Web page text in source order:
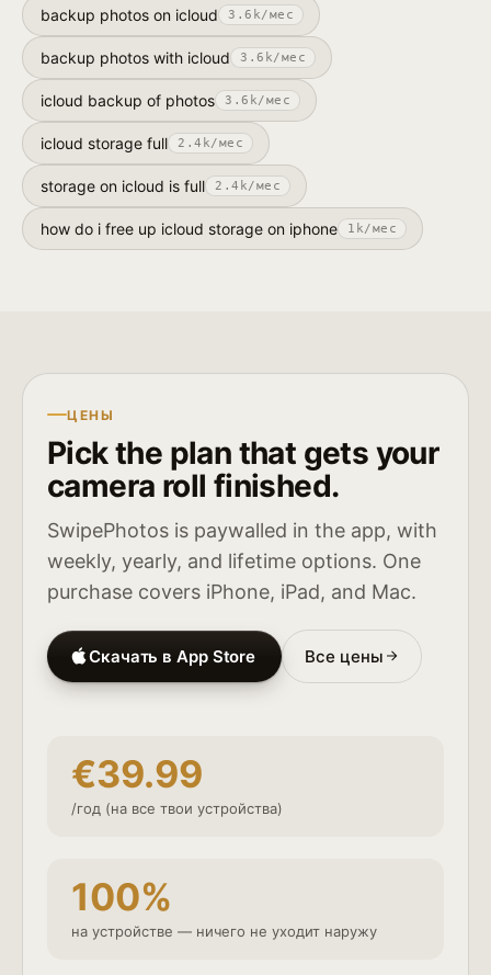
backup photos on icloud 3.6k/мес
backup photos with icloud 3.6k/мес
icloud backup of photos 3.6k/мес
icloud storage full 2.4k/мес
storage on icloud is full 2.4k/мес
how do i free up icloud storage on iphone 1k/мес
ЦЕНЫ
Pick the plan that gets your
camera roll finished.
SwipePhotos is paywalled in the app, with
weekly, yearly, and lifetime options. One
purchase covers iPhone, iPad, and Mac.
Скачать в App Store Все цены
€39.99
/год (на все твои устройства)
100%
на устройстве — ничего не уходит наружу